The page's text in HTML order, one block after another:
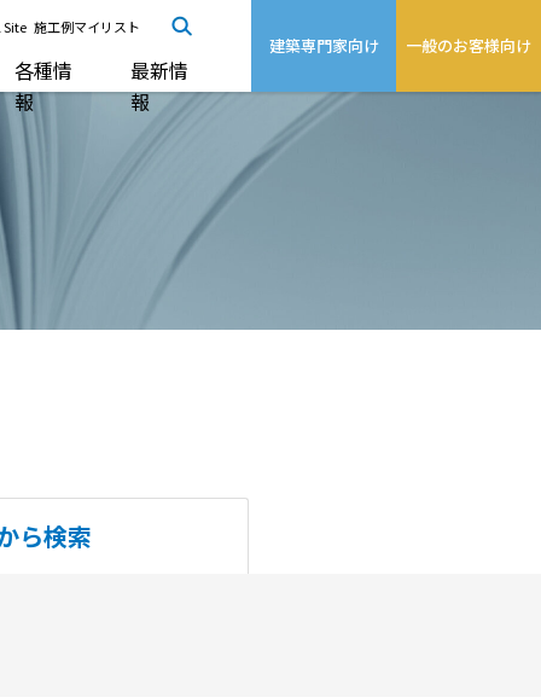
施工例マイリスト
各種情
報
最新情
報
建築専門家向け 一般のお客様向け
ら検索